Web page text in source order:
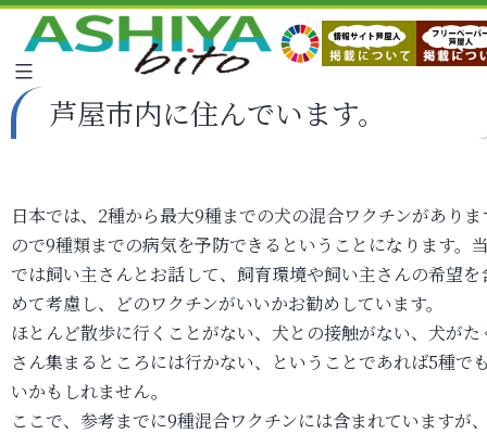
芦屋市内に住んでいます。
日本では、2種から最大9種までの犬の混合ワクチンがありま
ので9種類までの病気を予防できるということになります。
では飼い主さんとお話して、飼育環境や飼い主さんの希望を
めて考慮し、どのワクチンがいいかお勧めしています。
ほとんど散歩に行くことがない、犬との接触がない、犬がた
さん集まるところには行かない、ということであれば5種で
いかもしれません。
ここで、参考までに9種混合ワクチンには含まれていますが